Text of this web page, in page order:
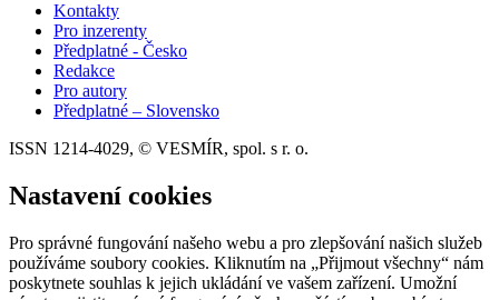
Kontakty
Pro inzerenty
Předplatné - Česko
Redakce
Pro autory
Předplatné – Slovensko
ISSN 1214-4029, © VESMÍR, spol. s r. o.
Nastavení cookies
Pro správné fungování našeho webu a pro zlepšování našich služeb
používáme soubory cookies. Kliknutím na „Přijmout všechny“ nám
poskytnete souhlas k jejich ukládání ve vašem zařízení. Umožní